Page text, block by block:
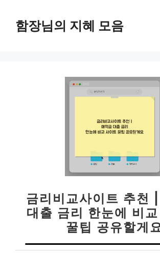
함장님의 지혜 모음
금리비교사이트 추천
대출 금리 한눈에 비
꿀팁 공유할게